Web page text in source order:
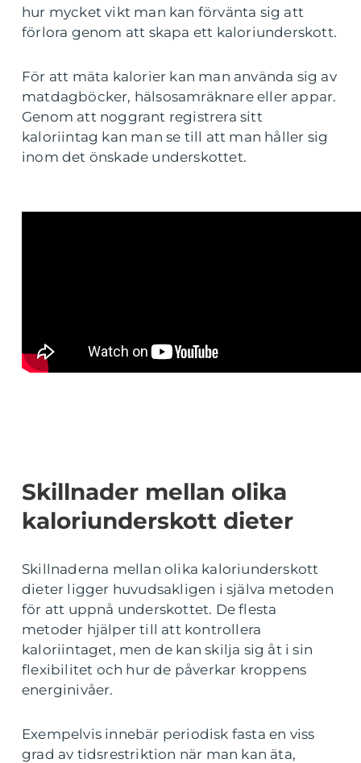
hur mycket vikt man kan förvänta sig att
förlora genom att skapa ett kaloriunderskott.
För att mäta kalorier kan man använda sig av
matdagböcker, hälsosamräknare eller appar.
Genom att noggrant registrera sitt
kaloriintag kan man se till att man håller sig
inom det önskade underskottet.
Skillnader mellan olika
kaloriunderskott dieter
Skillnaderna mellan olika kaloriunderskott
dieter ligger huvudsakligen i själva metoden
för att uppnå underskottet. De flesta
metoder hjälper till att kontrollera
kaloriintaget, men de kan skilja sig åt i sin
flexibilitet och hur de påverkar kroppens
energinivåer.
Exempelvis innebär periodisk fasta en viss
grad av tidsrestriktion när man kan äta,